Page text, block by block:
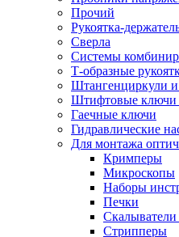
Прочий
Рукоятка-
Сверла
Системы
Т-образные
Штангенциркули
Штифтовые ключи
Гаечные ключи
Гидравлические
Для монтажа
Кримперы
Микроскопы
Наборы
Печки
Скалыватели
Стрипперы